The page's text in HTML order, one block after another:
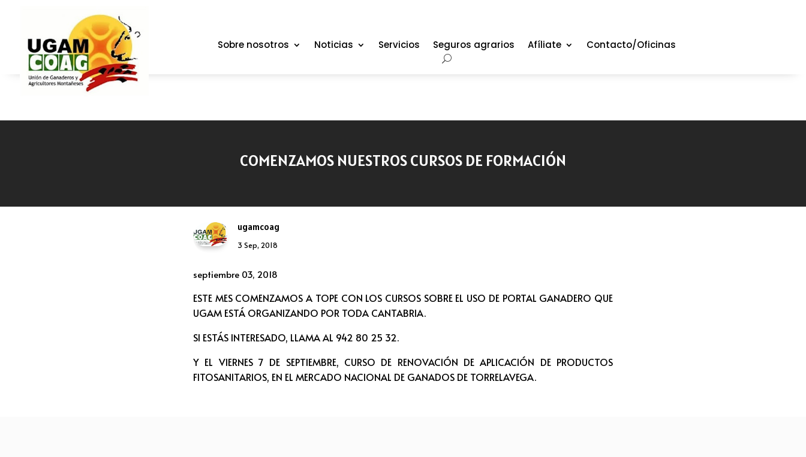
Sobre nosotros Noticias Servicios Seguros agrarios Afíliate Contacto/Oficinas
COMENZAMOS NUESTROS CURSOS DE FORMACIÓN
ugamcoag
3 Sep, 2018
septiembre 03, 2018
ESTE MES COMENZAMOS A TOPE CON LOS CURSOS SOBRE EL USO DE PORTAL GANADERO QUE
UGAM ESTÁ ORGANIZANDO POR TODA CANTABRIA.
SI ESTÁS INTERESADO, LLAMA AL 942 80 25 32.
Y EL VIERNES 7 DE SEPTIEMBRE, CURSO DE RENOVACIÓN DE APLICACIÓN DE PRODUCTOS
FITOSANITARIOS, EN EL MERCADO NACIONAL DE GANADOS DE TORRELAVEGA.